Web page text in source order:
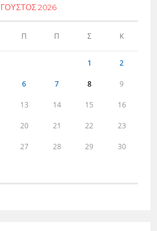
2026
Π Π Σ Κ
1 2
6 7 8 9
13 14 15 16
20 21 22 23
27 28 29 30